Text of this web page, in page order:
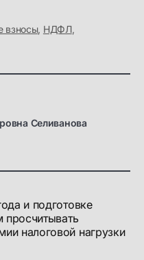
взносы, НДФЛ,
и подготовке
просчитывать
налоговой нагрузки
Селиванова